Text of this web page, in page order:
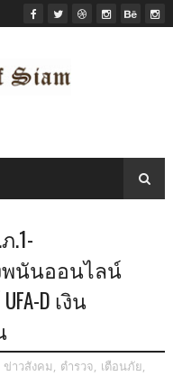
.1-
พนันออนไลน์
D เงิน
ข่าวสังคม, ตำรวจ, เตือนภัย,